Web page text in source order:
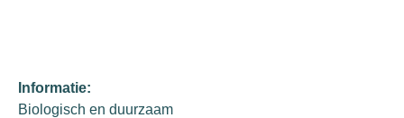
Informatie:
Biologisch en duurzaam